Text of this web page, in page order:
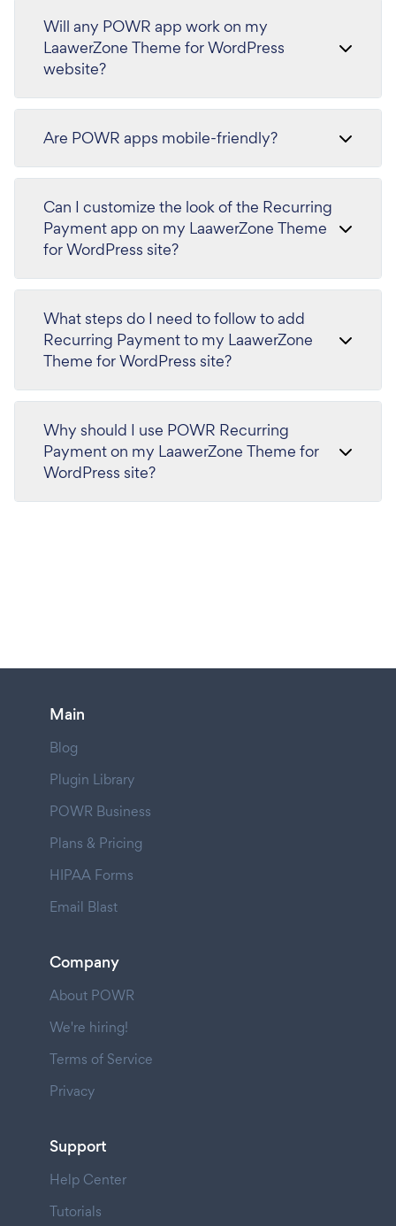
Will any POWR app work on my
LaawerZone Theme for WordPress
website?
Are POWR apps mobile-friendly?
Can I customize the look of the Recurring
Payment app on my LaawerZone Theme
for WordPress site?
What steps do I need to follow to add
Recurring Payment to my LaawerZone
Theme for WordPress site?
Why should I use POWR Recurring
Payment on my LaawerZone Theme for
WordPress site?
Main
Blog
Plugin Library
POWR Business
Plans & Pricing
HIPAA Forms
Email Blast
Company
About POWR
We're hiring!
Terms of Service
Privacy
Support
Help Center
Tutorials